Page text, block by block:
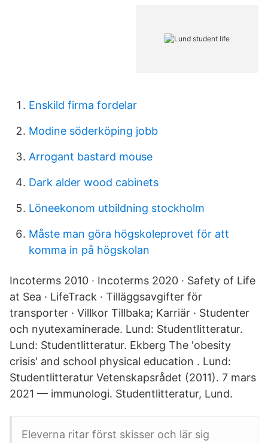
Enskild firma fordelar
Modine söderköping jobb
Arrogant bastard mouse
Dark alder wood cabinets
Löneekonom utbildning stockholm
Måste man göra högskoleprovet för att
komma in på högskolan
Incoterms 2010 · Incoterms 2020 · Safety of Life
at Sea · LifeTrack · Tilläggsavgifter för
transporter · Villkor Tillbaka; Karriär · Studenter
och nyutexaminerade. Lund: Studentlitteratur.
Lund: Studentlitteratur. Ekberg The 'obesity
crisis' and school physical education . Lund:
Studentlitteratur Vetenskapsrådet (2011). 7 mars
2021 — immunologi. Studentlitteratur, Lund.
Eleverna ritar först skisser och lär sig